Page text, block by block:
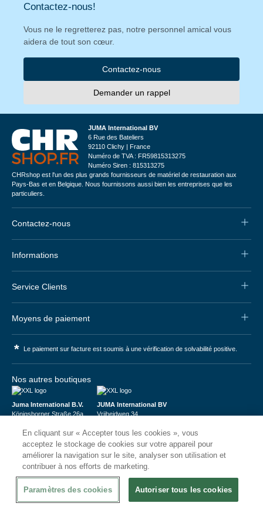
Contactez-nous!
Vous ne le regretterez pas, notre personnel amical vous
aidera de tout son cœur.
Contactez-nous
Demander un rappel
JUMA International BV
6 Rue des Bateliers
92110 Clichy | France
Numéro de TVA : FR59815313275
Numéro Siren : 815313275
CHRshop est l'un des plus grands fournisseurs de matériel de restauration aux
Pays-Bas et en Belgique. Nous fournissons aussi bien les entreprises que les
particuliers.
Contactez-nous
Informations
Service Clients
Moyens de paiement
* Le paiement sur facture est soumis à une vérification de solvabilité positive.
Nos autres boutiques
Juma International B.V.
Königsborner Straße 26a
USt-ID: DE321159873
Handelsregister: 58573909
JUMA International BV
Vrijheidweg 34
BTW: NL853095048B01
K.V.K.: 58573909
En cliquant sur « Accepter tous les cookies », vous
acceptez le stockage de cookies sur votre appareil pour
améliorer la navigation sur le site, analyser son utilisation et
contribuer à nos efforts de marketing.
Paramètres des cookies Autoriser tous les cookies